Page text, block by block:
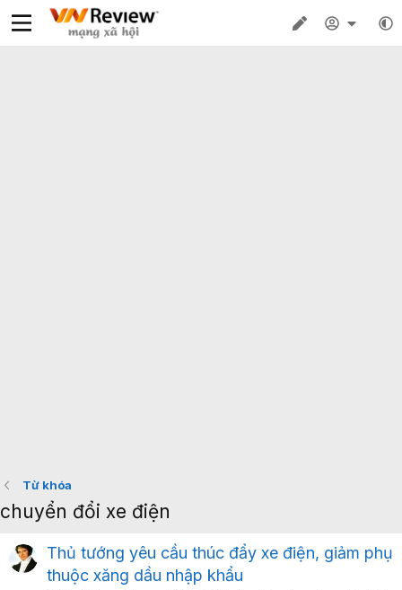
Từ khóa
chuyển đổi xe điện
Thủ tướng yêu cầu thúc đẩy xe điện, giảm phụ
thuộc xăng dầu nhập khẩu